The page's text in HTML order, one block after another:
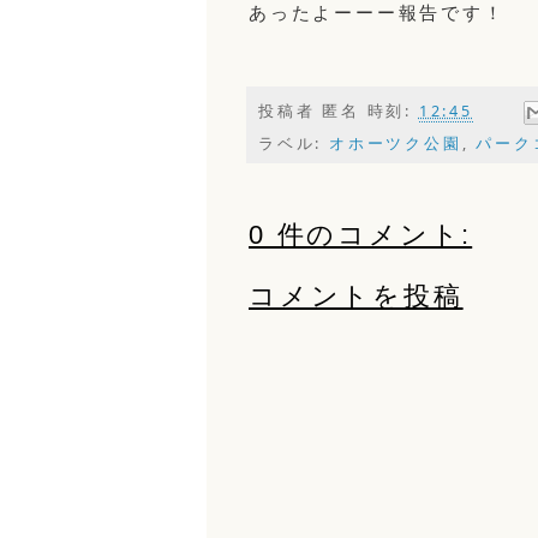
あったよーーー報告です！
投稿者 匿名 時刻: 12:45
ラベル: オホーツク公園 ,パーク
0 件のコメント:
コメントを投稿